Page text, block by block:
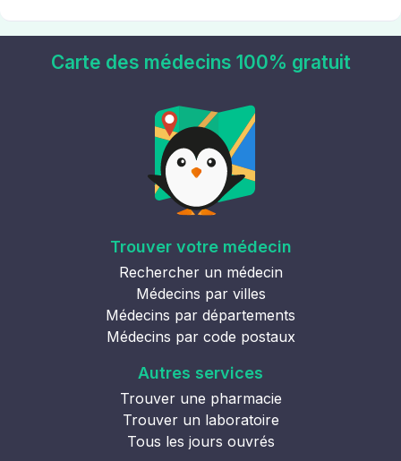
Carte des médecins 100% gratuit
Trouver votre médecin
Rechercher un médecin
Médecins par villes
Médecins par départements
Médecins par code postaux
Autres services
Trouver une pharmacie
Trouver un laboratoire
Tous les jours ouvrés